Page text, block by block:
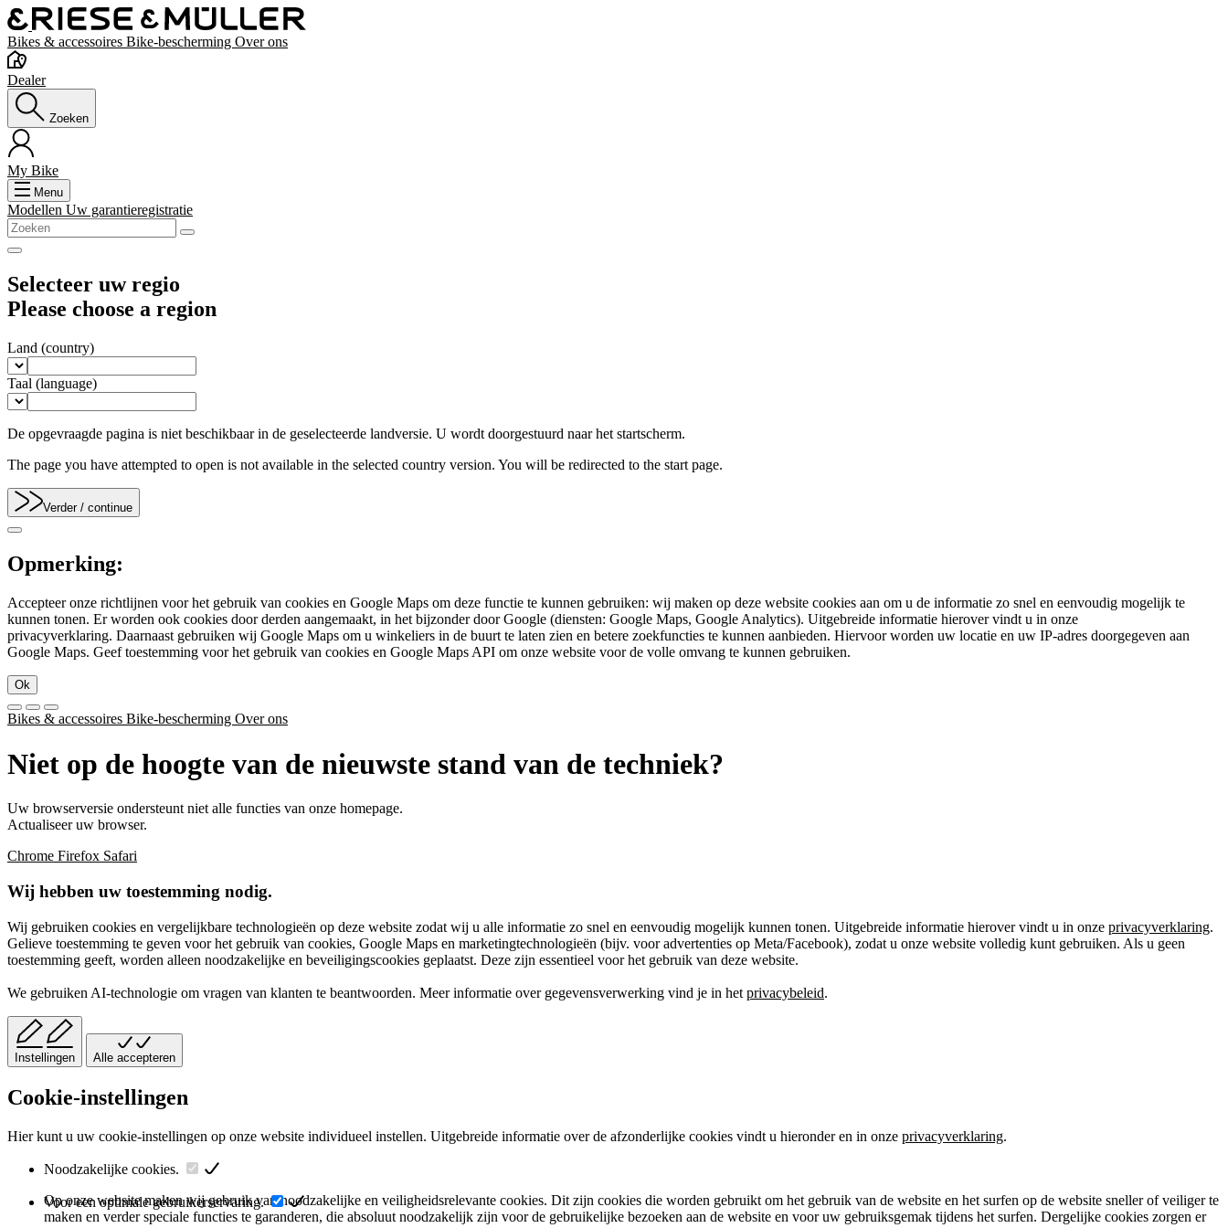
Bikes & accessoires Bike-bescherming Over ons
Dealer
Zoeken
My Bike
Menu
Modellen Uw garantieregistratie
Selecteer uw regio
Please choose a region
Land (country)
Taal (language)
De opgevraagde pagina is niet beschikbaar in de geselecteerde landversie. U wordt doorgestuurd naar het startscherm.
The page you have attempted to open is not available in the selected country version. You will be redirected to the start page.
Verder / continue
Opmerking:
Accepteer onze richtlijnen voor het gebruik van cookies en Google Maps om deze functie te kunnen gebruiken: wij maken op deze website cookies aan om u de informatie zo snel en eenvoudig mogelijk te
kunnen tonen. Er worden ook cookies door derden aangemaakt, in het bijzonder door Google (diensten: Google Maps, Google Analytics). Uitgebreide informatie hierover vindt u in onze
privacyverklaring. Daarnaast gebruiken wij Google Maps om u winkeliers in de buurt te laten zien en betere zoekfuncties te kunnen aanbieden. Hiervoor worden uw locatie en uw IP-adres doorgegeven aan
Google Maps. Geef toestemming voor het gebruik van cookies en Google Maps API om onze website voor de volle omvang te kunnen gebruiken.
Ok
Bikes & accessoires Bike-bescherming Over ons
Niet op de hoogte van de nieuwste stand van de techniek?
Uw browserversie ondersteunt niet alle functies van onze homepage.
Actualiseer uw browser.
Chrome Firefox Safari
Wij hebben uw toestemming nodig.
Wij gebruiken cookies en vergelijkbare technologieën op deze website zodat wij u alle informatie zo snel en eenvoudig mogelijk kunnen tonen. Uitgebreide informatie hierover vindt u in onze privacyverklaring.
Gelieve toestemming te geven voor het gebruik van cookies, Google Maps en marketingtechnologieën (bijv. voor advertenties op Meta/Facebook), zodat u onze website volledig kunt gebruiken. Als u geen
toestemming geeft, worden alleen noodzakelijke en beveiligingscookies geplaatst. Deze zijn essentieel voor het gebruik van deze website.
We gebruiken AI-technologie om vragen van klanten te beantwoorden. Meer informatie over gegevensverwerking vind je in het privacybeleid.
Instellingen Alle accepteren
Cookie-instellingen
Hier kunt u uw cookie-instellingen op onze website individueel instellen. Uitgebreide informatie over de afzonderlijke cookies vindt u hieronder en in onze privacyverklaring.
Noodzakelijke cookies.
Op onze website maken wij gebruik van noodzakelijke en veiligheidsrelevante cookies. Dit zijn cookies die worden gebruikt om het gebruik van de website en het surfen op de website sneller of veiliger te
maken en verder speciale functies te garanderen, die absoluut noodzakelijk zijn voor de gebruikelijke bezoeken aan de website en voor uw gebruiksgemak tijdens het surfen. Dergelijke cookies zorgen er
Voor een optimale gebruikerservaring.